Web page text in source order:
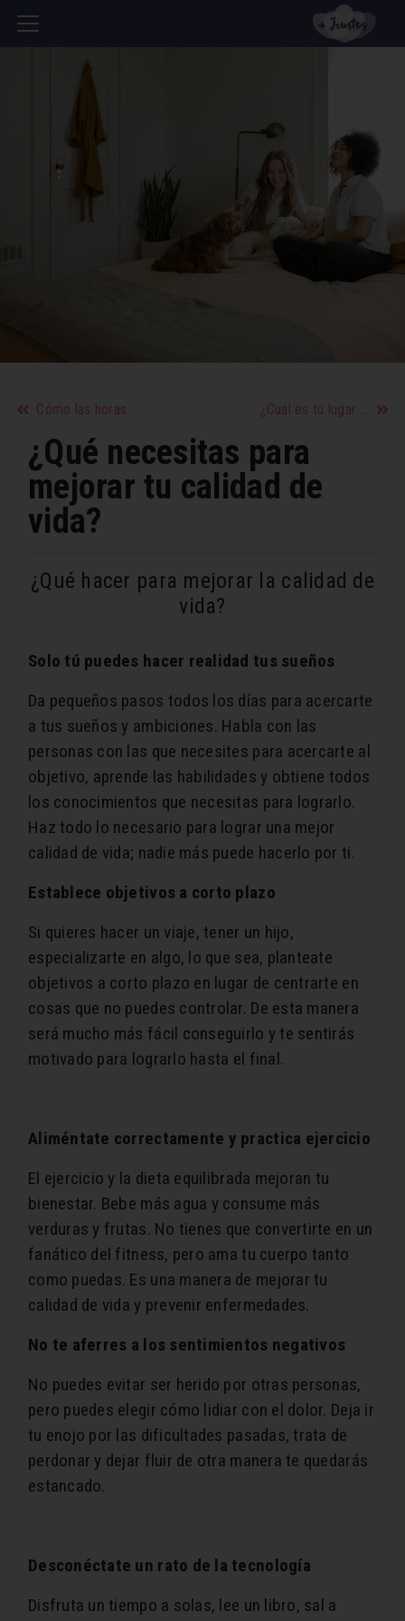
Cómo las horas de sueño pueden influir en tu peso ¿Cuál es tu lugar favorito?
¿Qué necesitas para
mejorar tu calidad de
vida?
¿Qué hacer para mejorar la calidad de
vida?
Solo tú puedes hacer realidad tus sueños
Da pequeños pasos todos los días para acercarte
a tus sueños y ambiciones. Habla con las
personas con las que necesites para acercarte al
objetivo, aprende las habilidades y obtiene todos
los conocimientos que necesitas para lograrlo.
Haz todo lo necesario para lograr una mejor
calidad de vida; nadie más puede hacerlo por ti.
Establece objetivos a corto plazo
Si quieres hacer un viaje, tener un hijo,
especializarte en algo, lo que sea, planteate
objetivos a corto plazo en lugar de centrarte en
cosas que no puedes controlar. De esta manera
será mucho más fácil conseguirlo y te sentirás
motivado para lograrlo hasta el final.
Aliméntate correctamente y practica ejercicio
El ejercicio y la dieta equilibrada mejoran tu
bienestar. Bebe más agua y consume más
verduras y frutas. No tienes que convertirte en un
fanático del fitness, pero ama tu cuerpo tanto
como puedas. Es una manera de mejorar tu
calidad de vida y prevenir enfermedades.
No te aferres a los sentimientos negativos
No puedes evitar ser herido por otras personas,
pero puedes elegir cómo lidiar con el dolor. Deja ir
tu enojo por las dificultades pasadas, trata de
perdonar y dejar fluir de otra manera te quedarás
estancado.
Desconéctate un rato de la tecnología
Disfruta un tiempo a solas, lee un libro, sal a